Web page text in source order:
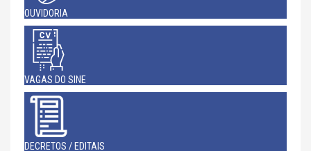
OUVIDORIA
VAGAS DO SINE
DECRETOS / EDITAIS